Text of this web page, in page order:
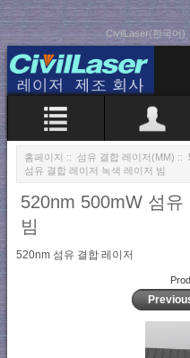
CivilLaser(한국어)
홈페이지 :: 섬유 결합 레이저(MM) ::
섬유 결합 레이저 녹색 레이저 빔
520nm 500mW 섬유
빔
520nm 섬유 결합 레이저